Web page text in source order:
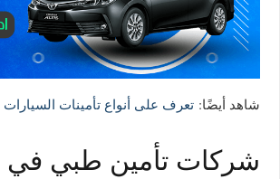
شاهد أيضًا:تعرف على أنواع تأمينات السيارات
شركات تأمين طبي في